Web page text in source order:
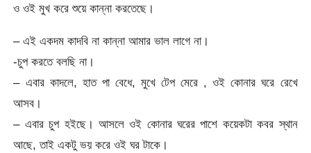
ও ওই মুখ করে শুয়ে কান্না করতেছে।
– এই একদম কাদবি না কান্না আমার ভাল লাগে না।
-চুপ করতে বলছি না।
– এবার কাদলে, হাত পা বেধে, মুখে টেপ মেরে , ওই কোনার ঘরে রেখে
আসব।
– এবার চুপ হইছে। আসলে ওই কোনার ঘরের পাশে কয়েকটা কবর স্থান
আছে, তাই একটু ভয় করে ওই ঘর টাকে।